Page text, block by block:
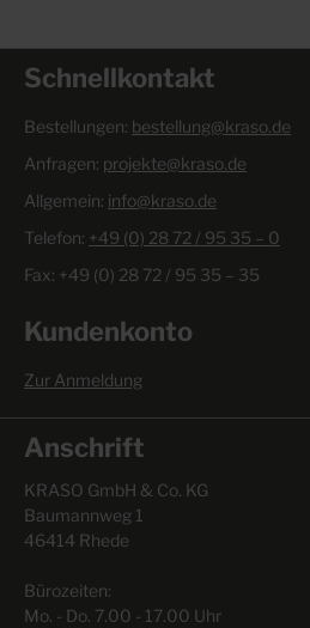
Schnellkontakt
Bestellungen: bestellung@kraso.de
Anfragen: projekte@kraso.de
Allgemein: info@kraso.de
Telefon: +49 (0) 28 72 / 95 35 – 0
Fax: +49 (0) 28 72 / 95 35 – 35
Kundenkonto
Zur Anmeldung
Anschrift
KRASO GmbH & Co. KG
Baumannweg 1
46414 Rhede
Bürozeiten:
Mo. - Do. 7.00 - 17.00 Uhr